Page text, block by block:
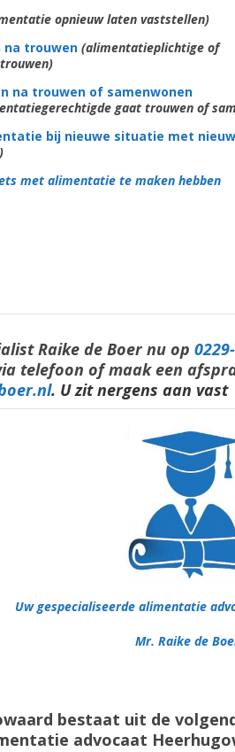
opnieuw laten vaststellen)
trouwen (alimentatieplichtige of
na trouwen of samenwonen
gaat trouwen of
bij nieuwe situatie met
met alimentatie te maken hebben
Raike de Boer nu op
telefoon of maak een
. U zit nergens aan vast
Uw gespecialiseerde alimentatie
Mr. Raike de
bestaat uit de
advocaat